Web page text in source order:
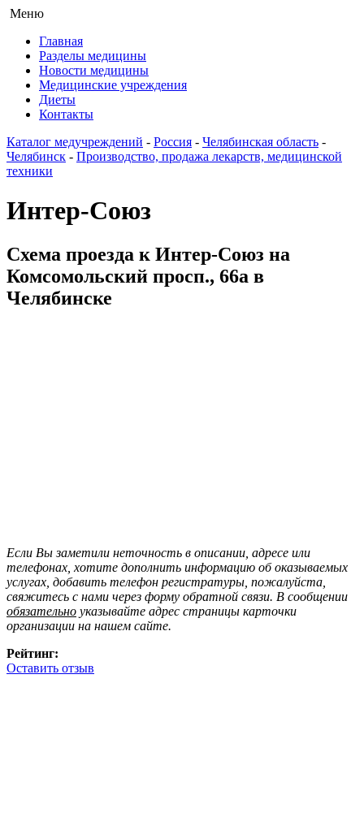
Меню
Главная
Разделы медицины
Новости медицины
Медицинские учреждения
Диеты
Контакты
Каталог медучреждений - Россия - Челябинская область -
Челябинск - Производство, продажа лекарств, медицинской
техники
Интер-Союз
Схема проезда к Интер-Союз на
Комсомольский просп., 66а в
Челябинске
Если Вы заметили неточность в описании, адресе или
телефонах, хотите дополнить информацию об оказываемых
услугах, добавить телефон регистратуры, пожалуйста,
свяжитесь с нами через форму обратной связи. В сообщении
обязательно указывайте адрес страницы карточки
организации на нашем сайте.
Рейтинг:
Оставить отзыв